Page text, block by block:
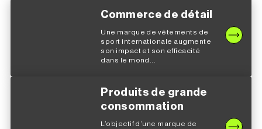
Commerce de détail
Une marque de vêtements de
sport internationale augmente
son impact et son efficacité
dans le mond...
Produits de grande
consommation
L’objectif d’une marque de